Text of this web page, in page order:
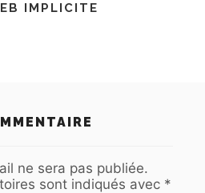
IMPLICITE
ne sera pas publiée.
sont indiqués avec *